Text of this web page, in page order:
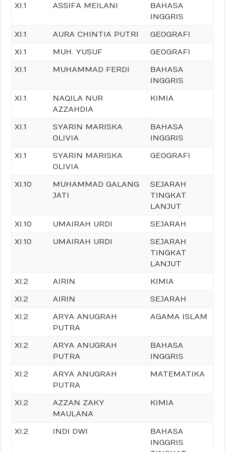
XI.1 ASSIFA MEILANI
BAHASA
INGGRIS
XI.1
AURA CHINTIA PUTRI
GEOGRAFI
XI.1
MUH. YUSUF
GEOGRAFI
XI.1
MUHAMMAD FERDI
BAHASA
INGGRIS
XI.1
NAQILA NUR
AZZAHDIA
KIMIA
XI.1
SYARIN MARISKA
OLIVIA
BAHASA
INGGRIS
XI.1
SYARIN MARISKA
OLIVIA
GEOGRAFI
XI.10
MUHAMMAD GALANG
JATI
SEJARAH
TINGKAT
LANJUT
XI.10
UMAIRAH URDI
SEJARAH
XI.10
UMAIRAH URDI
SEJARAH
TINGKAT
LANJUT
XI.2
AIRIN
KIMIA
XI.2
AIRIN
SEJARAH
XI.2
ARYA ANUGRAH
PUTRA
AGAMA ISLAM
XI.2
ARYA ANUGRAH
PUTRA
BAHASA
INGGRIS
XI.2
ARYA ANUGRAH
PUTRA
MATEMATIKA
XI.2
AZZAN ZAKY
MAULANA
KIMIA
XI.2 INDI DWI
BAHASA
INGGRIS